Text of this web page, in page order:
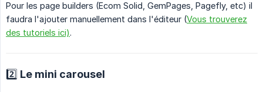
Pour les page builders (Ecom Solid, GemPages, Pagefly, etc) il
faudra l'ajouter manuellement dans l'éditeur (Vous trouverez
des tutoriels ici).
2️⃣ Le mini carousel